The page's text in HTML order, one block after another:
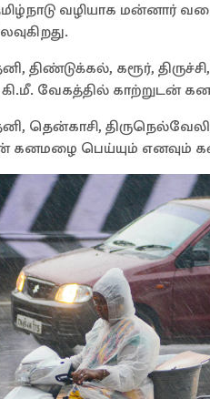
தமிழ்நாடு வழியாக மன்னார்
கரூர்,
வேகத்தில் காற்றுடன்
தென்காசி,
கனமழை பெய்யும் எனவும்